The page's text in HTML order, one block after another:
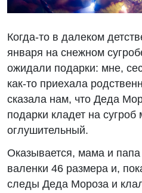
Когда-то в далеком
января на снежном
ожидали подарки: мне,
как-то приехала
сказала нам, что Деда
подарки кладет на
оглушительный.
Оказывается, мама и
валенки 46 размера и,
следы Деда Мороза и